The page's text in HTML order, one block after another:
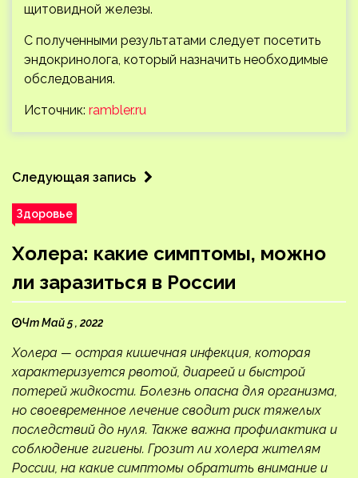
щитовидной железы.
С полученными результатами следует посетить
эндокринолога, который назначить необходимые
обследования.
Источник: rambler.ru
Следующая запись
Здоровье
Холера: какие симптомы, можно
ли заразиться в России
Чт Май 5 , 2022
Холера — острая кишечная инфекция, которая
характеризуется рвотой, диареей и быстрой
потерей жидкости. Болезнь опасна для организма,
но своевременное лечение сводит риск тяжелых
последствий до нуля. Также важна профилактика и
соблюдение гигиены. Грозит ли холера жителям
России, на какие симптомы обратить внимание и